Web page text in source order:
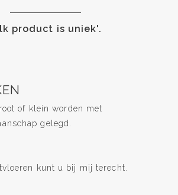
product is uniek'.
of klein worden met
gelegd.
kunt u bij mij terecht.